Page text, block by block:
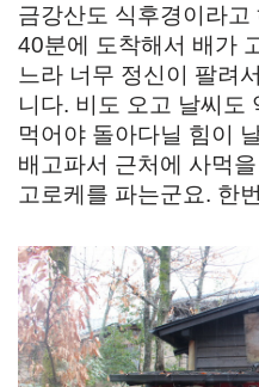
금강산도 식후경이라고
40분에 도착해서 배가
느라 너무 정신이 팔려
니다. 비도 오고 날씨도
먹어야 돌아다닐 힘이
배고파서 근처에 사먹
고로케를 파는군요. 한